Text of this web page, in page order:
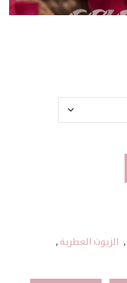
, الزيوت العطرية ,